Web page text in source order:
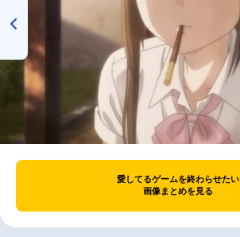
愛してるゲームを終わらせたい
画像まとめを見る